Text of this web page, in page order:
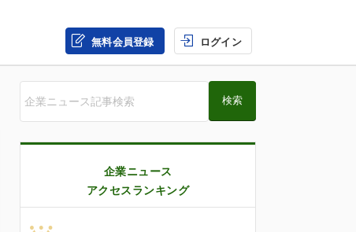
無料会員登録 ログイン
企業ニュース
アクセスランキング